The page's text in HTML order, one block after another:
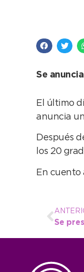
Se
El último
anuncia
Después
los 20
En cuento